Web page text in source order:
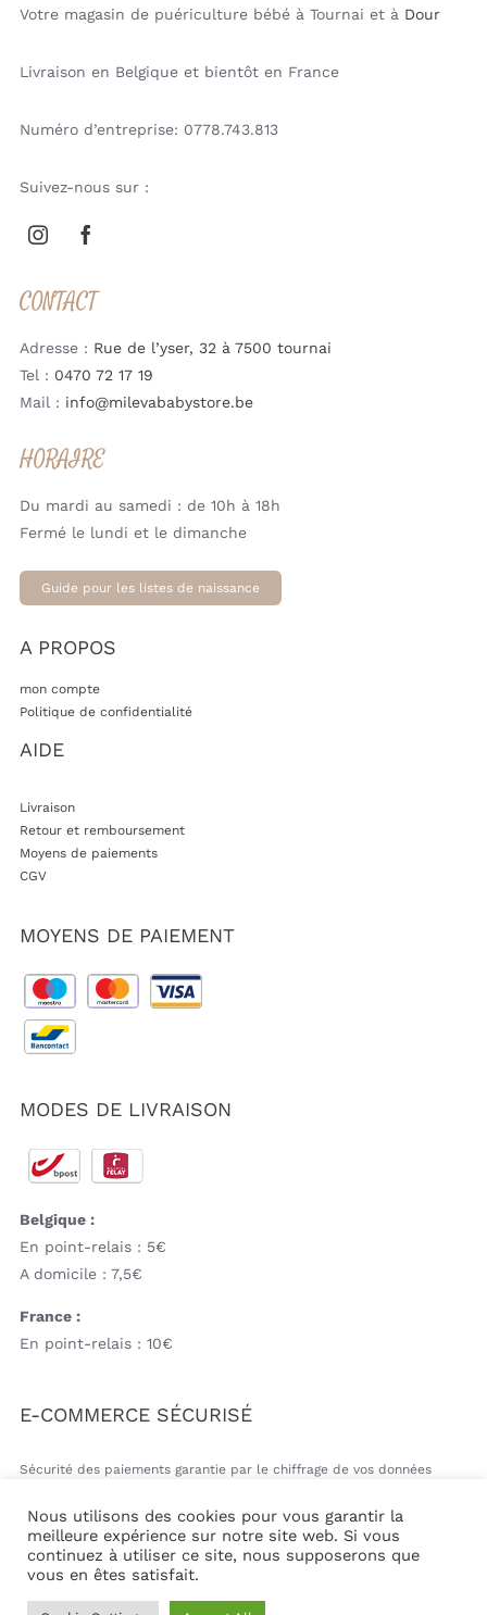
Votre magasin de puériculture bébé à Tournai et à Dour
Livraison en Belgique et bientôt en France
Numéro d’entreprise: 0778.743.813
Suivez-nous sur :
CONTACT
Adresse : Rue de l’yser, 32 à 7500 tournai
Tel : 0470 72 17 19
Mail : info@milevababystore.be
HORAIRE
Du mardi au samedi : de 10h à 18h
Fermé le lundi et le dimanche
Guide pour les listes de naissance
A PROPOS
mon compte
Politique de confidentialité
AIDE
Livraison
Retour et remboursement
Moyens de paiements
CGV
MOYENS DE PAIEMENT
MODES DE LIVRAISON
Belgique :
En point-relais : 5€
A domicile : 7,5€
France :
En point-relais : 10€
E-COMMERCE SÉCURISÉ
Sécurité des paiements garantie par le chiffrage de vos données
© Copyright 2026 | Mil&va Babystore All Rights Reserved
Nous utilisons des cookies pour vous garantir la
meilleure expérience sur notre site web. Si vous
continuez à utiliser ce site, nous supposerons que
vous en êtes satisfait.